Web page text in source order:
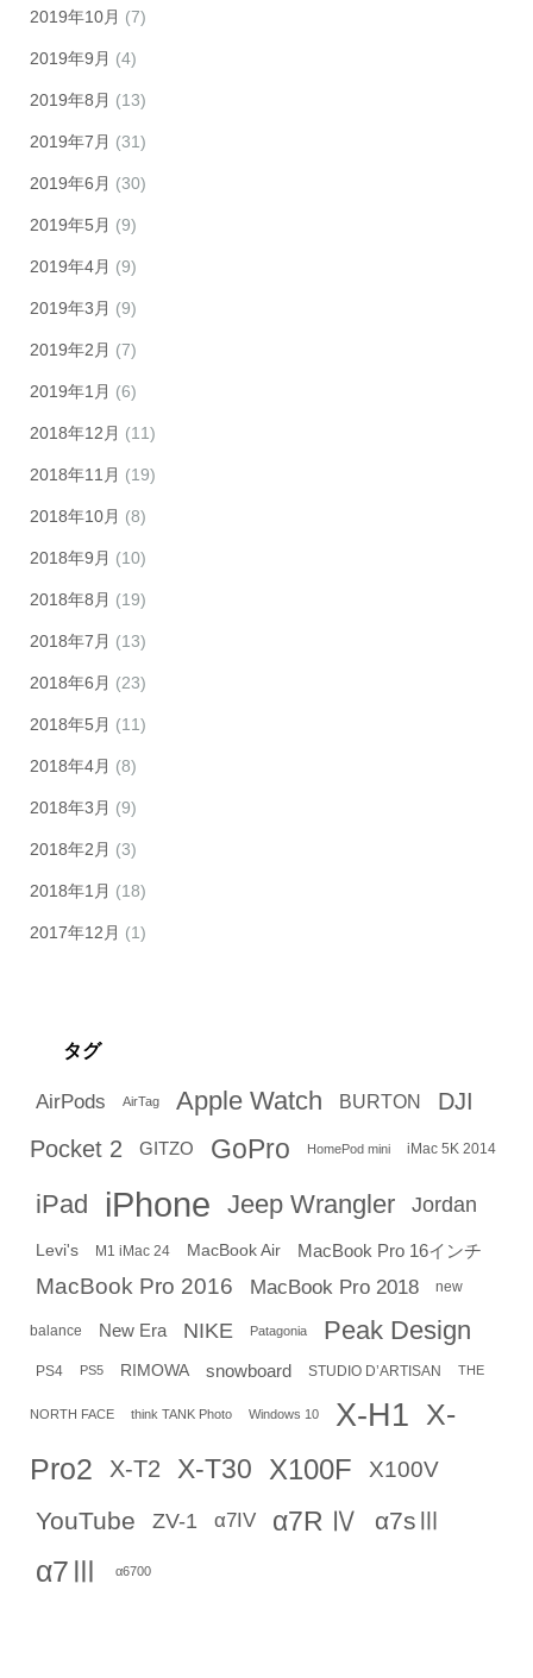
2019年10月 (7)
2019年9月 (4)
2019年8月 (13)
2019年7月 (31)
2019年6月 (30)
2019年5月 (9)
2019年4月 (9)
2019年3月 (9)
2019年2月 (7)
2019年1月 (6)
2018年12月 (11)
2018年11月 (19)
2018年10月 (8)
2018年9月 (10)
2018年8月 (19)
2018年7月 (13)
2018年6月 (23)
2018年5月 (11)
2018年4月 (8)
2018年3月 (9)
2018年2月 (3)
2018年1月 (18)
2017年12月 (1)
タグ
AirPods AirTag Apple Watch BURTON
DJI
Pocket 2
GITZO GoPro HomePod mini iMac 5K 2014
iPad iPhone Jeep Wrangler Jordan
Levi's M1 iMac 24 MacBook Air MacBook Pro 16インチ
MacBook Pro 2016 MacBook Pro 2018 new
balance New Era NIKE Patagonia Peak Design
PS4 PS5 RIMOWA snowboard STUDIO D’ARTISAN THE
NORTH FACE think TANK Photo Windows 10 X-H1 X-
Pro2
X-T2 X-T30 X100F X100V
YouTube ZV-1 α7IV α7R Ⅳ α7sⅢ
α7Ⅲ α6700